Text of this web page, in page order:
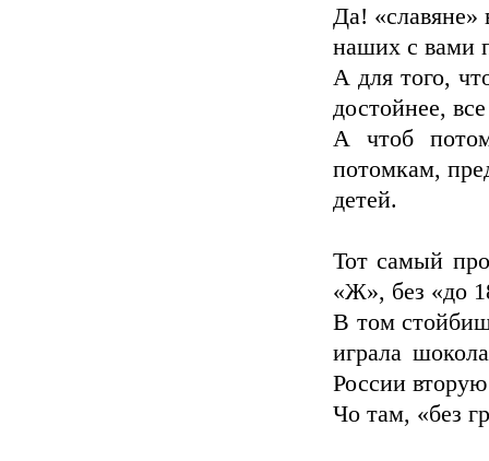
Да! «славяне»
наших с вами
А для того,
достойнее,
А чтоб
потомкам,
детей.
Тот самый
«Ж», без «до
В том
играла
России
Чо там, «без